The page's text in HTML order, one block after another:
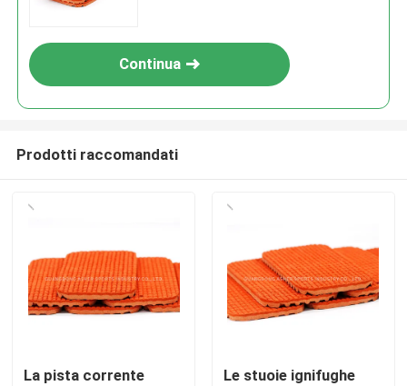
Casa.
Continua
Prodotti raccomandati
La pista corrente
Le stuoie ignifughe